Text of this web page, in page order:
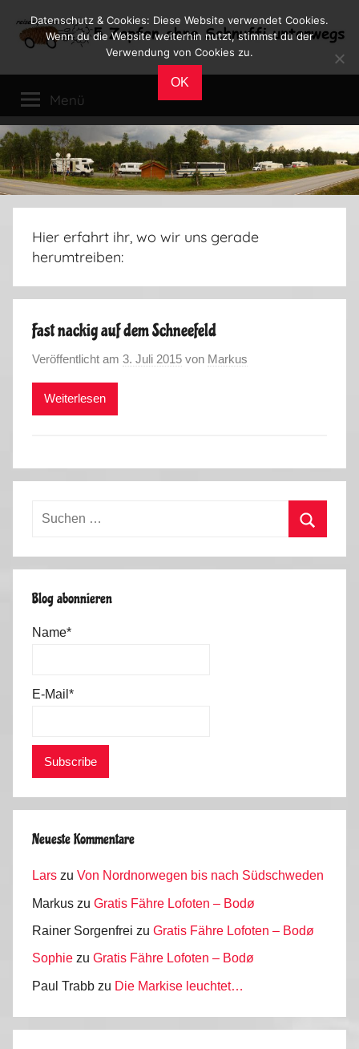
Inhalt
Reiseblog
Leben
im
Wohnmobil
Menü
Hier erfahrt ihr, wo wir uns gerade
herumtreiben:
Fast nackig auf dem Schneefeld
Veröffentlicht am 3. Juli 2015 von Markus
Weiterlesen
Suchen
Blog abonnieren
Name*
E-Mail*
Neueste Kommentare
Lars zu Von Nordnorwegen bis nach Südschweden
Markus zu Gratis Fähre Lofoten – Bodø
Rainer Sorgenfrei zu Gratis Fähre Lofoten – Bodø
Sophie zu Gratis Fähre Lofoten – Bodø
Paul Trabb zu Die Markise leuchtet…
Datenschutz & Cookies: Diese Website verwendet Cookies.
Wenn du die Website weiterhin nutzt, stimmst du der
Verwendung von Cookies zu.
OK